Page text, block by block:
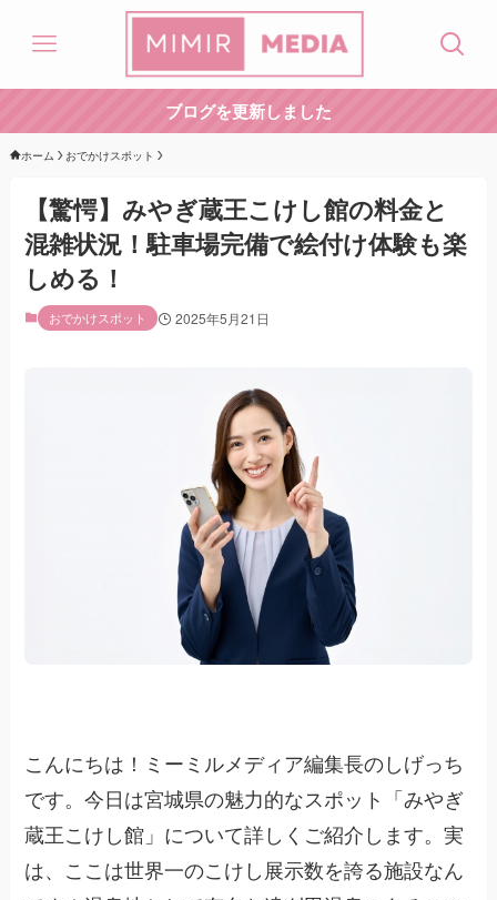
ブログを更新しました
ホーム おでかけスポット
【驚愕】みやぎ蔵王こけし館の料金と
混雑状況！駐車場完備で絵付け体験も楽
しめる！
おでかけスポット 2025年5月21日
こんにちは！ミーミルメディア編集長のしげっち
です。今日は宮城県の魅力的なスポット「みやぎ
蔵王こけし館」について詳しくご紹介します。実
は、ここは世界一のこけし展示数を誇る施設なん